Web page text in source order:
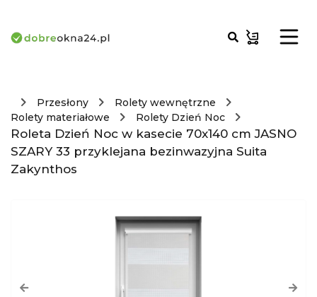
Przesłony
Rolety wewnętrzne
Rolety materiałowe
Rolety Dzień Noc
Roleta Dzień Noc w kasecie 70x140 cm JASNO
SZARY 33 przyklejana bezinwazyjna Suita
Zakynthos